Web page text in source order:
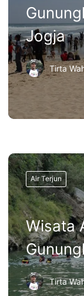
Jogja
Tirta
Air Terjun
Wisata
Tirta